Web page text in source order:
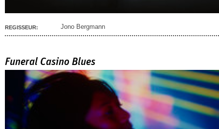
REGISSEUR: Jono Bergmann
Funeral Casino Blues